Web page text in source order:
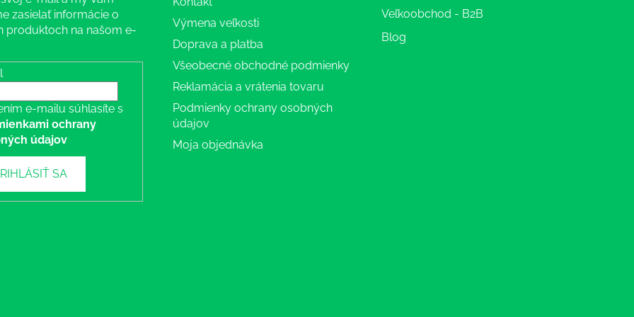
zasielať informácie o
produktoch na našom e-
e-mailu súhlasíte s
ochrany
údajov
SA
Výmena veľkosti
Doprava a platba
Všeobecné obchodné podmienky
Reklamácia a vrátenia tovaru
Podmienky ochrany osobných
údajov
Moja objednávka
Veľkoobchod - B2B
Blog